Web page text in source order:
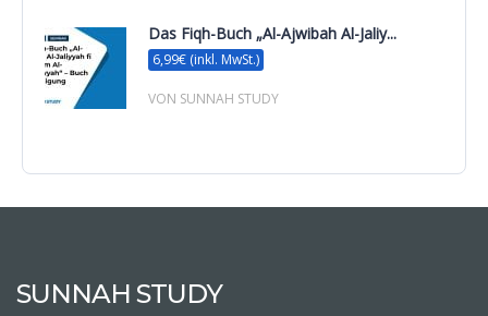
Das Fiqh-Buch „Al-Ajwibah Al-Jaliy...
6,99€ (inkl. MwSt.)
VON SUNNAH STUDY
SUNNAH STUDY